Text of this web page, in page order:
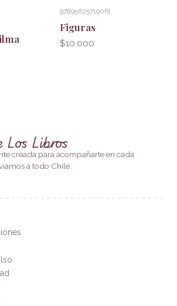
9789562571906|
Figuras
$10.000
Los Libros
creada para acompañarte en cada
a todo Chile.